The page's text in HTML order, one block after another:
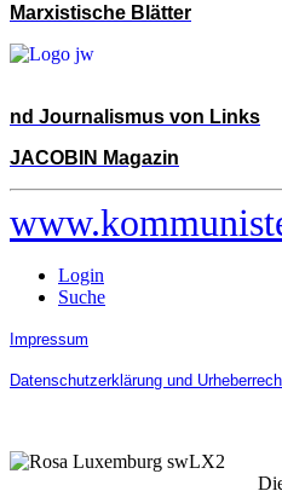
Marxistische Blätter
nd Journalismus von Links
JACOBIN Magazin
Login
Suche
Impressum
Datenschutzerklärung und